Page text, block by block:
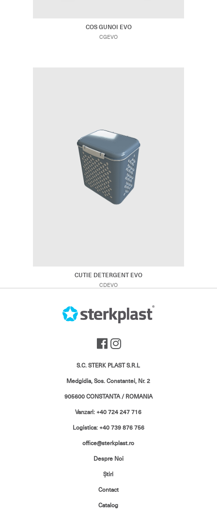
COS GUNOI EVO
CGEVO
CUTIE DETERGENT EVO
CDEVO
S.C. STERK PLAST S.R.L
Medgidia, Sos. Constantei, Nr. 2
905600 CONSTANTA / ROMANIA
Vanzari: +40 724 247 716
Logistica: +40 739 876 756
office@sterkplast.ro
Despre Noi
Ştiri
Contact
Catalog